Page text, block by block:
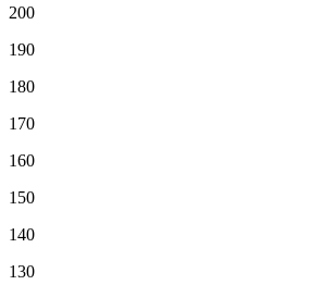
200
190
180
170
160
150
140
130